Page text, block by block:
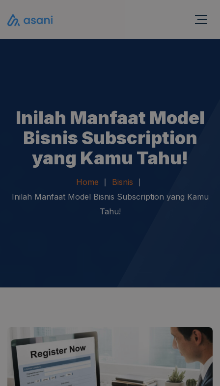
Inilah Manfaat Model
Bisnis Subscription
yang Kamu Tahu!
Home
Bisnis
Inilah Manfaat Model Bisnis Subscription yang Kamu
Tahu!